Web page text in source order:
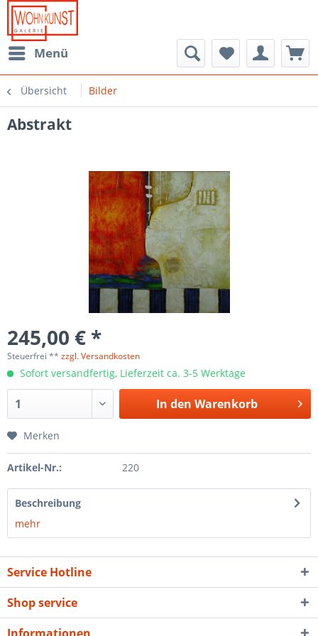
Menü
Übersicht Bilder
Abstrakt
245,00 € *
Steuerfrei ** zzgl. Versandkosten
Sofort versandfertig, Lieferzeit ca. 3-5 Werktage
In den Warenkorb
Merken
Artikel-Nr.: 220
Beschreibung
mehr
Service Hotline
Shop service